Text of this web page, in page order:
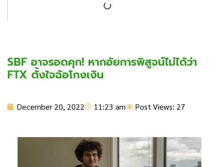
SBF อาจรอดคุก! หากอัยการพิสูจน์ไม่ได้ว่า
FTX ตั้งใจฉ้อโกงเงิน
December 20, 2022 11:23 am Post Views: 27